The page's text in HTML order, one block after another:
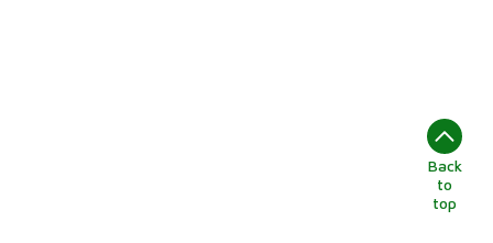
Back
to
top